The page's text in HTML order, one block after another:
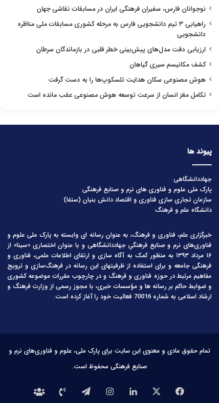
نوجوانان فارس، سفیران فرهنگی ایران در مسابقات نقاشی جهان
راهیابی ۳ تیم دانشجویی فارس به مرحله کشوری مسابقات ملی مناظره
دانشجویی
ارزیابی دقت مدل‌های پیش‌بینی خطر قلبی در بازماندگان سرطان
کشف مکانیسم سیری گیاهان
هوش مصنوعی سکان هدایت تلسکوپ‌ها را به دست گرفت
تکامل مغز انسان از سرعت توسعه هوش مصنوعی عقب مانده است
پیوند ها
جهاددانشگاهی
پارک ملی علوم و فناوری های نرم و صنایع فرهنگی
سازمان تجاری سازی فناوری و اقتصاد دانش بنیان (ستفا)
دانشگاه علم و فرهنگ
خبرگزاری علم، فناوری و فرهنگ، به عنوان رسانه ای وابسته به پارک ملی علوم و
فناوری‌های نرم و صنایع فرهنگیِ جهاددانشگاهی و با عنوان اختصاری «سینا» از
۱۶ مرداد ۱۳۹۳ به منظور کمک به آگاه سازی و ارتقای اطلاعات علمی، فناوری و
فرهنگی جامعه و برای استفاده از ظرفیتهای این رسانه در فرهنگ‌سازی و ترویج
مفاهیم مرتبط در حوزه فناوری و فرهنگ و در چارچوب مقررات موضوعه کشوری
و ضوابط حاکم بر رسانه ها و مؤسسات خبری، با مجوز رسمی از وزارت فرهنگ و
ارشاد اسلامی به شماره 70016 فعالیت خود را آغاز کرده است.
تمام حقوق مادی و معنوی این سایت برای پارک ملی، علوم و فناوری‌های نرم و
صنایع فرهنگی محفوظ است.
فیس لینکدیناینستاگرامتلگرامتماس درباره